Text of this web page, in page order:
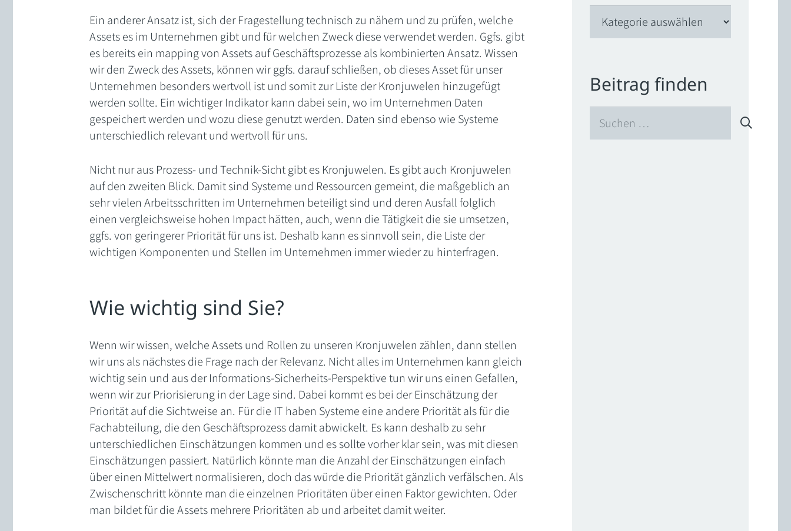
Ein anderer Ansatz ist, sich der Fragestellung technisch zu nähern und zu prüfen, welche
Assets es im Unternehmen gibt und für welchen Zweck diese verwendet werden. Ggfs. gibt
es bereits ein mapping von Assets auf Geschäftsprozesse als kombinierten Ansatz. Wissen
wir den Zweck des Assets, können wir ggfs. darauf schließen, ob dieses Asset für unser
Unternehmen besonders wertvoll ist und somit zur Liste der Kronjuwelen hinzugefügt
werden sollte. Ein wichtiger Indikator kann dabei sein, wo im Unternehmen Daten
gespeichert werden und wozu diese genutzt werden. Daten sind ebenso wie Systeme
unterschiedlich relevant und wertvoll für uns.
Nicht nur aus Prozess- und Technik-Sicht gibt es Kronjuwelen. Es gibt auch Kronjuwelen
auf den zweiten Blick. Damit sind Systeme und Ressourcen gemeint, die maßgeblich an
sehr vielen Arbeitsschritten im Unternehmen beteiligt sind und deren Ausfall folglich
einen vergleichsweise hohen Impact hätten, auch, wenn die Tätigkeit die sie umsetzen,
ggfs. von geringerer Priorität für uns ist. Deshalb kann es sinnvoll sein, die Liste der
wichtigen Komponenten und Stellen im Unternehmen immer wieder zu hinterfragen.
Wie wichtig sind Sie?
Wenn wir wissen, welche Assets und Rollen zu unseren Kronjuwelen zählen, dann stellen
wir uns als nächstes die Frage nach der Relevanz. Nicht alles im Unternehmen kann gleich
wichtig sein und aus der Informations-Sicherheits-Perspektive tun wir uns einen Gefallen,
wenn wir zur Priorisierung in der Lage sind. Dabei kommt es bei der Einschätzung der
Priorität auf die Sichtweise an. Für die IT haben Systeme eine andere Priorität als für die
Fachabteilung, die den Geschäftsprozess damit abwickelt. Es kann deshalb zu sehr
unterschiedlichen Einschätzungen kommen und es sollte vorher klar sein, was mit diesen
Einschätzungen passiert. Natürlich könnte man die Anzahl der Einschätzungen einfach
über einen Mittelwert normalisieren, doch das würde die Priorität gänzlich verfälschen. Als
Zwischenschritt könnte man die einzelnen Prioritäten über einen Faktor gewichten. Oder
man bildet für die Assets mehrere Prioritäten ab und arbeitet damit weiter.
Beitrag finden
nach: